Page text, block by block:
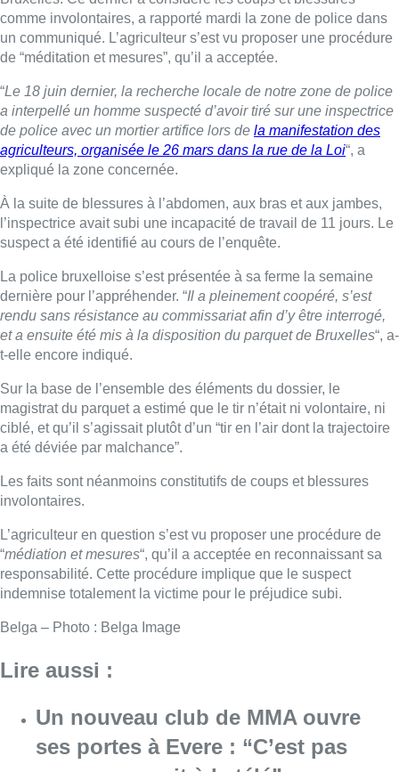
comme involontaires, a rapporté mardi la zone de police dans
un communiqué. L’agriculteur s’est vu proposer une procédure
de “méditation et mesures”, qu’il a acceptée.
“Le 18 juin dernier, la recherche locale de notre zone de police
a interpellé un homme suspecté d’avoir tiré sur une inspectrice
de police avec un mortier artifice lors de la manifestation des
agriculteurs, organisée le 26 mars dans la rue de la Loi“, a
expliqué la zone concernée.
À la suite de blessures à l’abdomen, aux bras et aux jambes,
l’inspectrice avait subi une incapacité de travail de 11 jours. Le
suspect a été identifié au cours de l’enquête.
La police bruxelloise s’est présentée à sa ferme la semaine
dernière pour l’appréhender. “Il a pleinement coopéré, s’est
rendu sans résistance au commissariat afin d’y être interrogé,
et a ensuite été mis à la disposition du parquet de Bruxelles“, a-
t-elle encore indiqué.
Sur la base de l’ensemble des éléments du dossier, le
magistrat du parquet a estimé que le tir n’était ni volontaire, ni
ciblé, et qu’il s’agissait plutôt d’un “tir en l’air dont la trajectoire
a été déviée par malchance”.
Les faits sont néanmoins constitutifs de coups et blessures
involontaires.
L’agriculteur en question s’est vu proposer une procédure de
“médiation et mesures“, qu’il a acceptée en reconnaissant sa
responsabilité. Cette procédure implique que le suspect
indemnise totalement la victime pour le préjudice subi.
Belga – Photo : Belga Image
Lire aussi :
Un nouveau club de MMA ouvre
ses portes à Evere : “C’est pas